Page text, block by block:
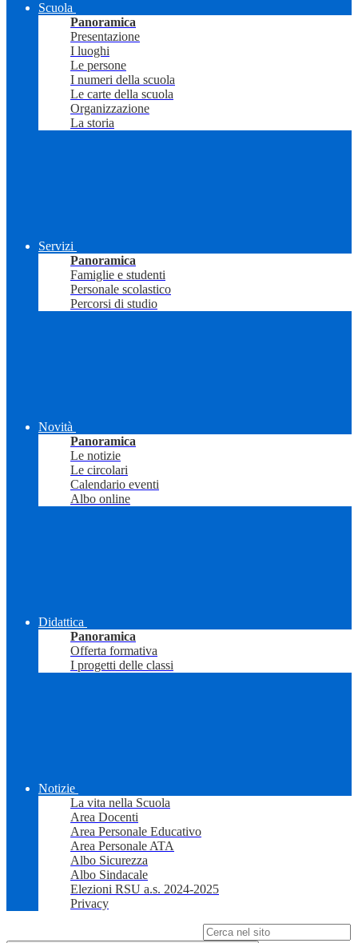
Scuola
Panoramica
Presentazione
I luoghi
Le persone
I numeri della scuola
Le carte della scuola
Organizzazione
La storia
Servizi
Panoramica
Famiglie e studenti
Personale scolastico
Percorsi di studio
Novità
Panoramica
Le notizie
Le circolari
Calendario eventi
Albo online
Didattica
Panoramica
Offerta formativa
I progetti delle classi
Notizie
La vita nella Scuola
Area Docenti
Area Personale Educativo
Area Personale ATA
Albo Sicurezza
Albo Sindacale
Elezioni RSU a.s. 2024-2025
Privacy